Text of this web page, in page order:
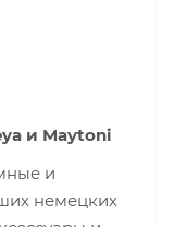
и Maytoni
и
немецких